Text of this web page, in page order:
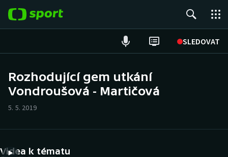
SLEDOVAT
Hokej
Rozhodující gem utkání
Vondroušová - Martičová
5. 5. 2019
Videa k tématu